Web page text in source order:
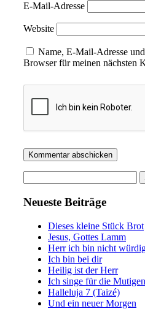
E-Mail-Adresse
Website
Name, E-Mail-Adresse
Browser für meinen nächsten
nach:
Neueste Beiträge
Dieses kleine Stück Brot
Jesus, Gottes Lamm
Herr ich bin nicht
Ich bin bei dir
Heilig ist der Herr
Ich singe für die Mutigen
Halleluja 7 (Taizé)
Und ein neuer Morgen